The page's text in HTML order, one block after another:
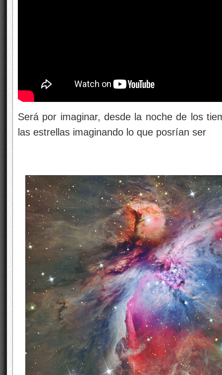
Será por imaginar, desde la noche de los
las estrellas imaginando lo que posrían ser